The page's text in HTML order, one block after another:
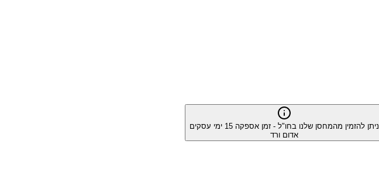
ניתן להזמין מהמחסן שלנו בחו"ל - זמן אספקה 15 ימי עסקים
אדום ורד